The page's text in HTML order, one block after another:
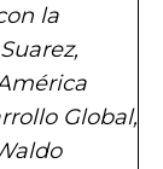
la
Global,